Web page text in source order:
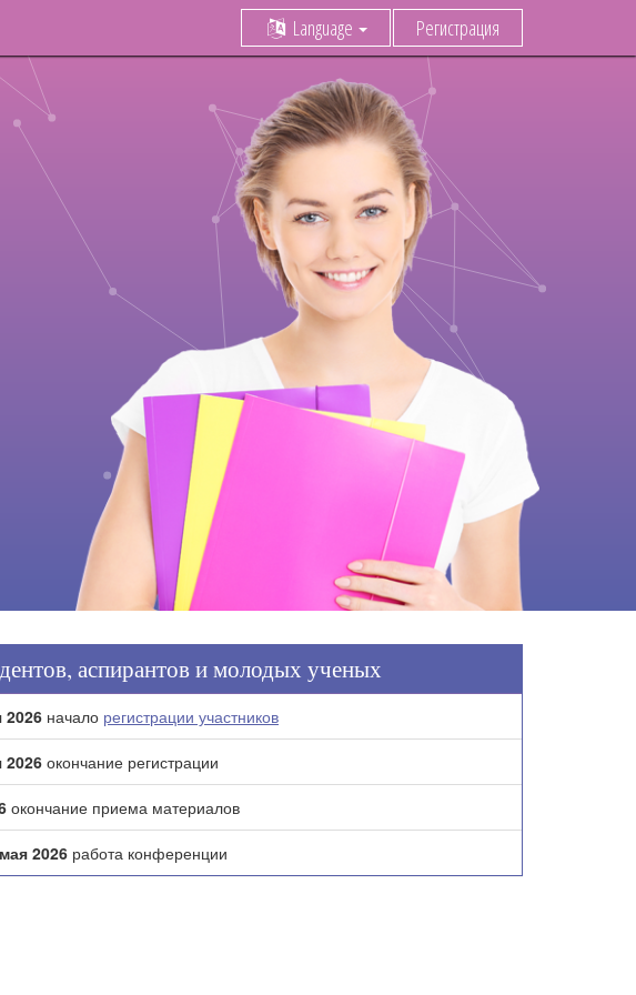
Language Регистрация
аспирантов и молодых ученых
2026 начало регистрации участников
2026 окончание регистрации
окончание приема материалов
2026 работа конференции